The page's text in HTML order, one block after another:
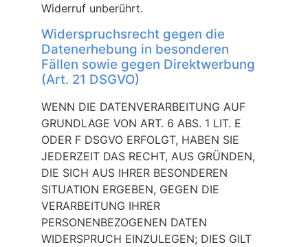
Widerruf unberührt.
Widerspruchsrecht gegen die
Datenerhebung in besonderen
Fällen sowie gegen Direktwerbung
(Art. 21 DSGVO)
WENN DIE DATENVERARBEITUNG AUF
GRUNDLAGE VON ART. 6 ABS. 1 LIT. E
ODER F DSGVO ERFOLGT, HABEN SIE
JEDERZEIT DAS RECHT, AUS GRÜNDEN,
DIE SICH AUS IHRER BESONDEREN
SITUATION ERGEBEN, GEGEN DIE
VERARBEITUNG IHRER
PERSONENBEZOGENEN DATEN
WIDERSPRUCH EINZULEGEN; DIES GILT